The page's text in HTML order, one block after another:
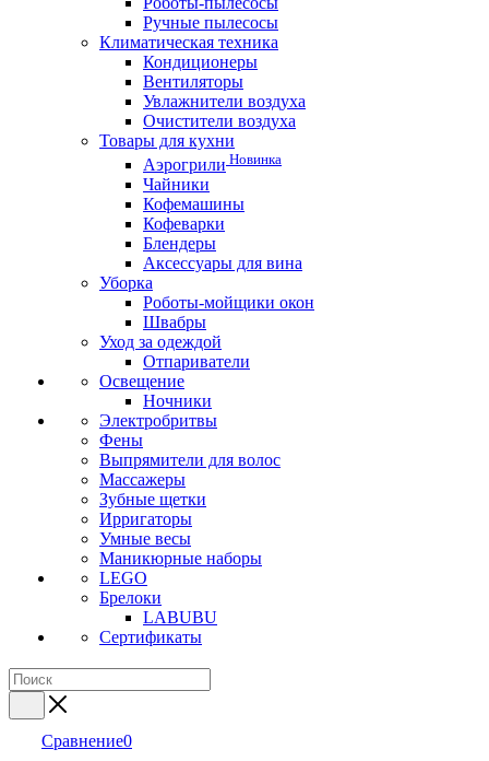
Ручные пылесосы
Климатическая техника
Кондиционеры
Вентиляторы
Увлажнители воздуха
Очистители воздуха
Товары для кухни
Аэрогрили Новинка
Чайники
Кофемашины
Кофеварки
Блендеры
Аксессуары для вина
Уборка
Роботы-мойщики окон
Швабры
Уход за одеждой
Отпариватели
Освещение
Ночники
Электробритвы
Фены
Выпрямители для волос
Массажеры
Зубные щетки
Ирригаторы
Умные весы
Маникюрные наборы
LEGO
Брелоки
LABUBU
Сертификаты
Сравнение0